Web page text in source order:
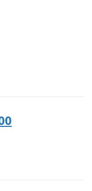
kr. 2.874,00.